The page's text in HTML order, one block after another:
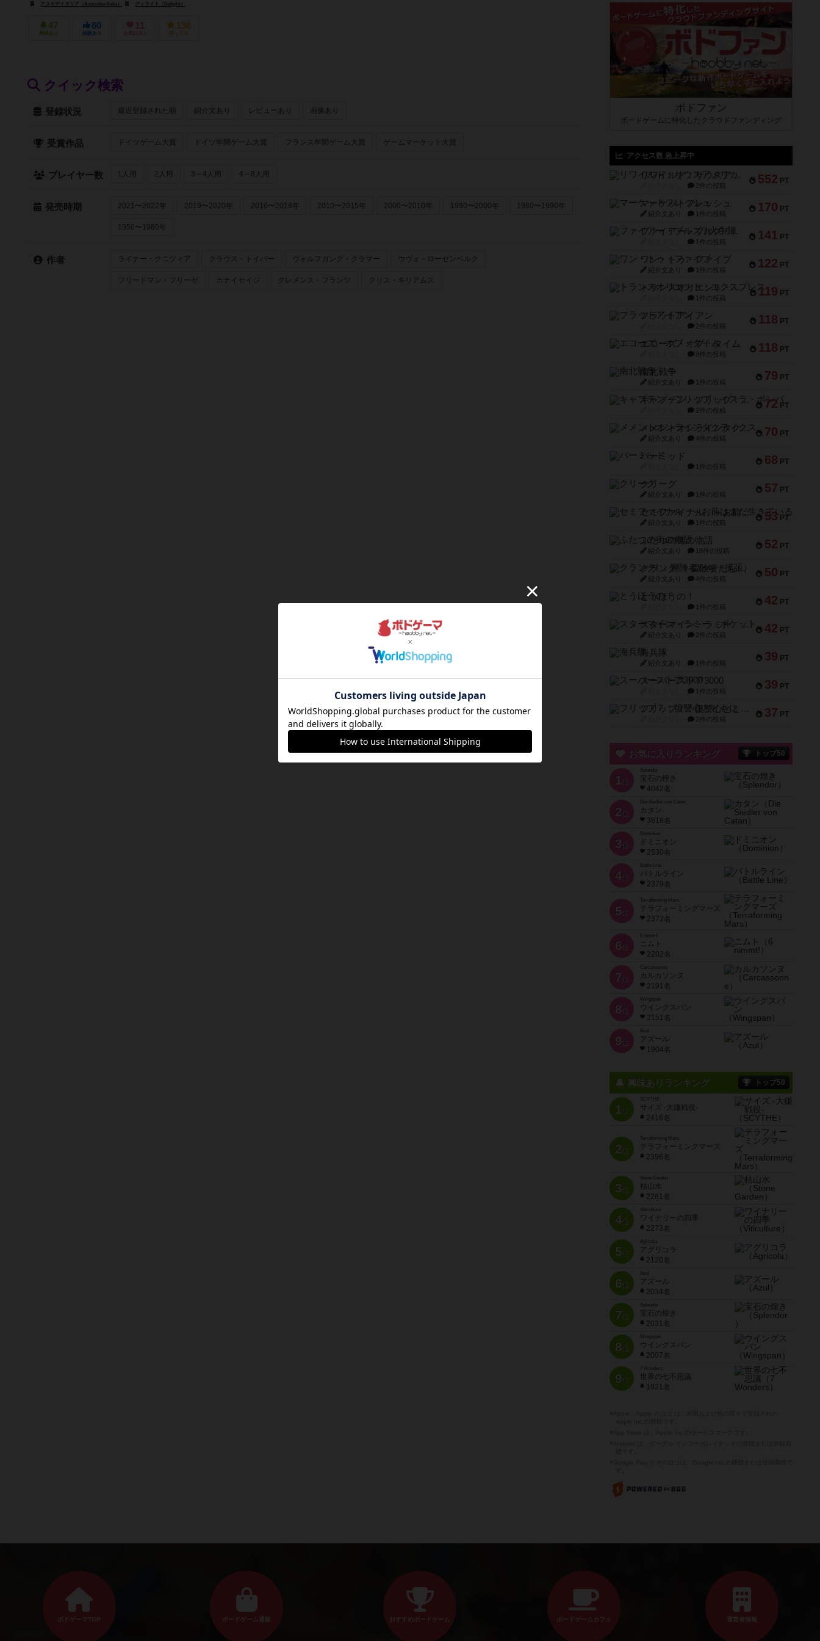
アスモデイタリア（Asmodee Italia）
ディライト（Delight）
47
興味あり
60
経験あり
11
お気に入り
136
持ってる
クイック検索
登録状況 最近登録された順 紹介文あり レビューあり 画像あり
受賞作品 ドイツゲーム大賞 ドイツ年間ゲーム大賞 フランス年間ゲーム大賞 ゲームマーケット大賞
プレイヤー数 1人用 2人用 3～4人用 4～8人用
発売時期 2021〜2022年 2019〜2020年 2016〜2018年 2010〜2015年 2000〜2010年 1990〜2000年 1980〜1990年
1950〜1980年
作者 ライナー・クニツィア クラウス・トイバー ヴォルフガング・クラマー ウヴェ・ローゼンベルク
フリードマン・フリーゼ カナイセイジ クレメンス・フランツ クリス・キリアムス
ボドファン
ボードゲームに特化したクラウドファンディング
アクセス数 急上昇中
552 PT
リワイルド：サウスアメリカ
2件の投稿
170 PT
マーケットフレッシュ
紹介文あり 1件の投稿
141 PT
ファイアー・ブルズ / 火牛陣
1件の投稿
122 PT
ワン・トゥ・ファイブ
紹介文あり 1件の投稿
119 PT
トランスオリエント・エクスプレス
1件の投稿
118 PT
フラットアイアン
2件の投稿
118 PT
エコーズ・オブ・タイム
8件の投稿
79 PT
南北戦争
紹介文あり 1件の投稿
72 PT
キャプテン・フリップ：イスラ・ボンバ
2件の投稿
70 PT
メメントオンラインタクティクス
紹介文あり 4件の投稿
68 PT
パーミッド
1件の投稿
57 PT
クリーグ
紹介文あり 1件の投稿
53 PT
セミファイナル ～お前はまだ生きている～
紹介文あり 1件の投稿
52 PT
ふたつの街の物語
紹介文あり 18件の投稿
50 PT
クランク! ：冒険者たち（拡張）
紹介文あり 4件の投稿
42 PT
とうほうの！
1件の投稿
42 PT
スターマイン・ラミー ポケット
紹介文あり 2件の投稿
39 PT
海兵隊
紹介文あり 1件の投稿
39 PT
スーパーストア3000
1件の投稿
37 PT
フリップ７：復讐心とともに
2件の投稿
お気に入りランキング トップ50
1 位
宝石の煌き
4042名
2 位
Die Siedler von Catan
カタン
3618名
3 位
ドミニオン
2530名
4位
Battle Line
バトルライン
2379名
5 位
Terraforming Mars
テラフォーミングマーズ
2372名
6 位
ニムト
2202名
7 位
Carcassonne
カルカソンヌ
2191名
8 位
Wingspan
ウイングスパン
2151名
9 位
Azul
アズール
1904名
興味ありランキング トップ50
1位
SCYTHE
サイズ -大鎌戦役-
2416名
2位
Terraforming Mars
テラフォーミングマーズ
2396名
3位
Stone Garden
枯山水
2281名
4位
Viticulture
ワイナリーの四季
2273名
5位
Agricola
アグリコラ
2120名
6位
Azul
アズール
2034名
7位
宝石の煌き
2031名
8位
Wingspan
ウイングスパン
2007名
9位
7 Wonders
世界の七不思議
1921名
ボドゲーマTOP ボードゲーム通販 おすすめボードゲーム ボードゲームカフェ 運営者情報